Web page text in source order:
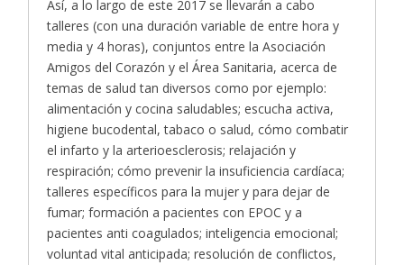
Así, a lo largo de este 2017 se llevarán a cabo
talleres (con una duración variable de entre hora y
media y 4 horas), conjuntos entre la Asociación
Amigos del Corazón y el Área Sanitaria, acerca de
temas de salud tan diversos como por ejemplo:
alimentación y cocina saludables; escucha activa,
higiene bucodental, tabaco o salud, cómo combatir
el infarto y la arterioesclerosis; relajación y
respiración; cómo prevenir la insuficiencia cardíaca;
talleres específicos para la mujer y para dejar de
fumar; formación a pacientes con EPOC y a
pacientes anti coagulados; inteligencia emocional;
voluntad vital anticipada; resolución de conflictos,